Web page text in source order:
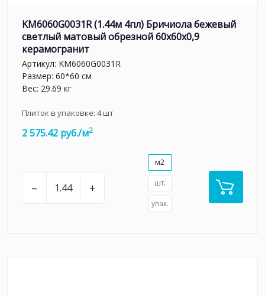
KM6060G0031R (1.44м 4пл) Бричиола бежевый
светлый матовый обрезной 60x60x0,9
керамогранит
Артикул: KM6060G0031R
Размер: 60*60 см
Вес: 29.69 кг
Плиток в упаковке: 4шт
2 575.42 руб./м2
– +
м2
шт.
упак.